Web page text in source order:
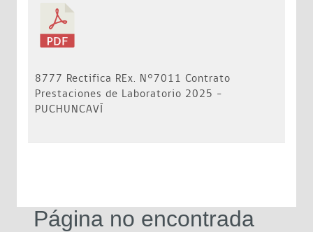
8777 Rectifica REx. N°7011 Contrato
Prestaciones de Laboratorio 2025 -
PUCHUNCAVÍ
Página no encontrada